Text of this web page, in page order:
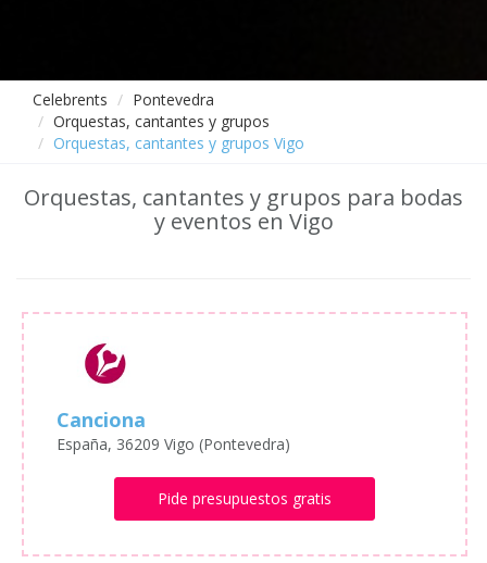
Celebrents
Pontevedra
Orquestas, cantantes y grupos
Orquestas, cantantes y grupos Vigo
Orquestas, cantantes y grupos para bodas
y eventos en Vigo
Canciona
España, 36209 Vigo (Pontevedra)
Pide presupuestos gratis